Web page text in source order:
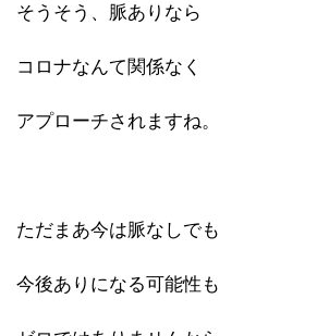
そうそう、脈ありなら
コロナなんて関係なく
アプローチされますね。
ただまあ今は脈なしでも
今後ありになる可能性も